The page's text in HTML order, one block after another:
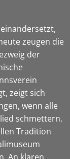
zeugen die
der
zeigt sich
wenn alle
schmettern.
Tradition